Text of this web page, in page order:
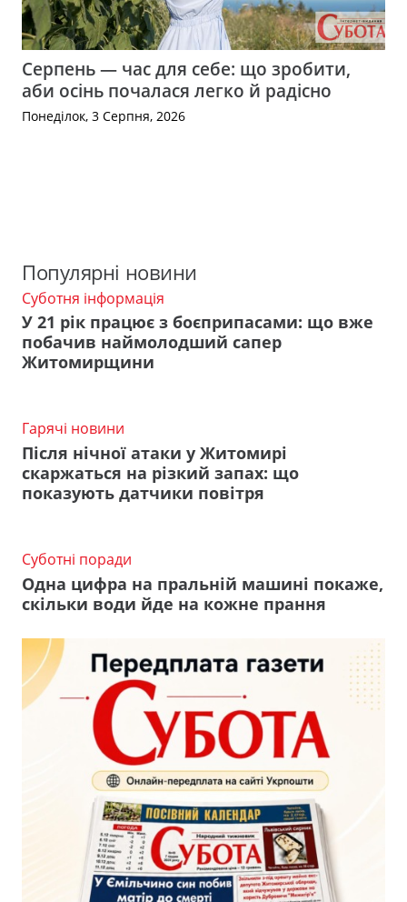
Серпень — час для себе: що зробити,
аби осінь почалася легко й радісно
Понеділок, 3 Серпня, 2026
Популярні новини
Суботня інформація
У 21 рік працює з боєприпасами: що вже
побачив наймолодший сапер
Житомирщини
Гарячі новини
Після нічної атаки у Житомирі
скаржаться на різкий запах: що
показують датчики повітря
Суботні поради
Одна цифра на пральній машині покаже,
скільки води йде на кожне прання